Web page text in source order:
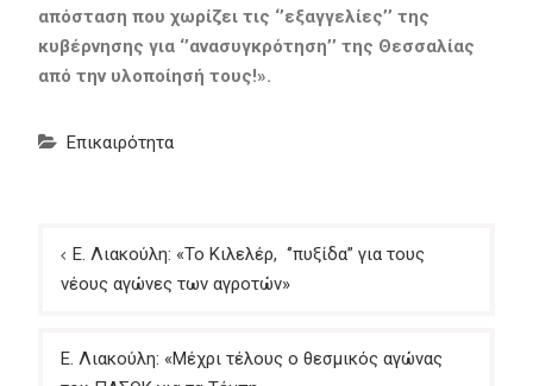
απόσταση που χωρίζει τις ‘’εξαγγελίες’’ της
κυβέρνησης για ‘’ανασυγκρότηση’’ της Θεσσαλίας
από την υλοποίησή τους!».
Επικαιρότητα
Πλοήγηση
άρθρων
Ε. Λιακούλη: «Το Κιλελέρ, ‘’πυξίδα’’ για τους
νέους αγώνες των αγροτών»
Ε. Λιακούλη: «Μέχρι τέλους ο θεσμικός αγώνας